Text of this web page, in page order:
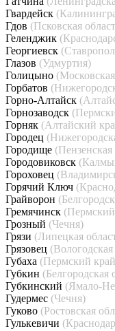
Гвардейск
Гдов (Псковская
Геленджик
Георгиевск
Глазов (Удмуртия)
Голицыно
Горбатов
Горно-Алтайск
Горнозаводск
Горняк (Алтайский
Городец
Городище (Пензенская
Городовиковск
Гороховец
Горячий Ключ
Грайворон
Гремячинск
Грозный (Чечня)
Грязи (Липецкая
Грязовец (Вологодская
Губаха (Пермский
Губкин (Белгородская
Губкинский (Ямало-
Гудермес (Чечня)
Гуково (Ростовская
Гулькевичи